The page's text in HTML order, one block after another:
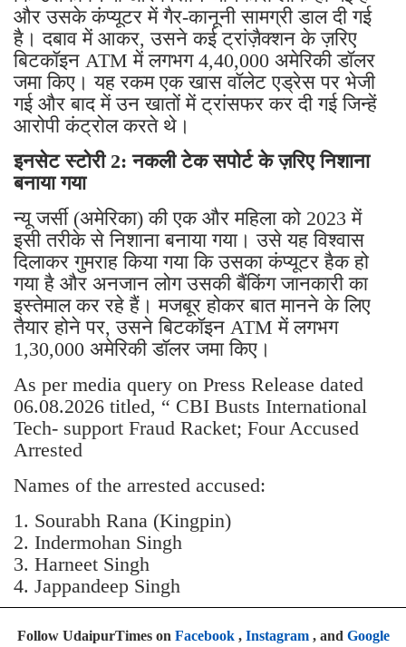
और उसके कंप्यूटर में गैर-कानूनी सामग्री डाल दी गई
है। दबाव में आकर, उसने कई ट्रांज़ैक्शन के ज़रिए
बिटकॉइन ATM में लगभग 4,40,000 अमेरिकी डॉलर
जमा किए। यह रकम एक खास वॉलेट एड्रेस पर भेजी
गई और बाद में उन खातों में ट्रांसफर कर दी गई जिन्हें
आरोपी कंट्रोल करते थे।
इनसेट स्टोरी 2: नकली टेक सपोर्ट के ज़रिए निशाना
बनाया गया
न्यू जर्सी (अमेरिका) की एक और महिला को 2023 में
इसी तरीके से निशाना बनाया गया। उसे यह विश्वास
दिलाकर गुमराह किया गया कि उसका कंप्यूटर हैक हो
गया है और अनजान लोग उसकी बैंकिंग जानकारी का
इस्तेमाल कर रहे हैं। मजबूर होकर बात मानने के लिए
तैयार होने पर, उसने बिटकॉइन ATM में लगभग
1,30,000 अमेरिकी डॉलर जमा किए।
As per media query on Press Release dated
06.08.2026 titled, “ CBI Busts International
Tech- support Fraud Racket; Four Accused
Arrested
Names of the arrested accused:
1. Sourabh Rana (Kingpin)
2. Indermohan Singh
3. ⁠Harneet Singh
4. ⁠Jappandeep Singh
Follow UdaipurTimes on Facebook, Instagram, and Google